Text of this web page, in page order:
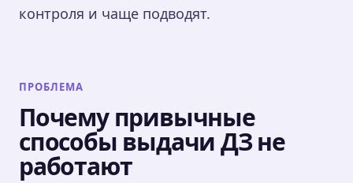
контроля и чаще подводят.
ПРОБЛЕМА
Почему привычные
способы выдачи ДЗ не
работают